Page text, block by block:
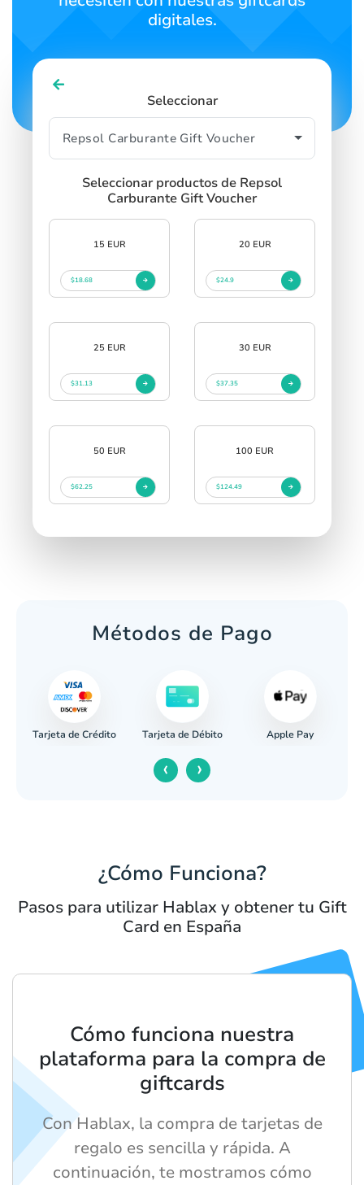
digitales.
Seleccionar
Seleccionar productos de Repsol
Carburante Gift Voucher
15 EUR
$18.68
20 EUR
$24.9
25 EUR
$31.13
30 EUR
$37.35
50 EUR
$62.25
100 EUR
$124.49
Métodos de Pago
Tarjeta de Crédito Tarjeta de Débito Apple Pay
‹ ›
¿Cómo Funciona?
Pasos para utilizar Hablax y obtener tu Gift
Card en España
Cómo funciona nuestra
plataforma para la compra de
giftcards
Con Hablax, la compra de tarjetas de
regalo es sencilla y rápida. A
continuación, te mostramos cómo